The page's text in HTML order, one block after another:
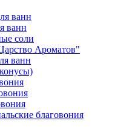
ванн
ванн
соли
Ароматов"
ванн
благовония